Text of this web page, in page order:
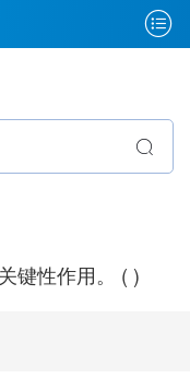
键性作用。 ( )